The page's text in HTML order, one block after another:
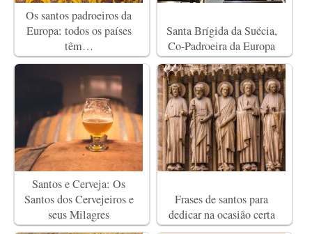
Os santos padroeiros da
Europa: todos os países
têm…
Santa Brígida da Suécia,
Co-Padroeira da Europa
Santos e Cerveja: Os
Santos dos Cervejeiros e
seus Milagres
Frases de santos para
dedicar na ocasião certa